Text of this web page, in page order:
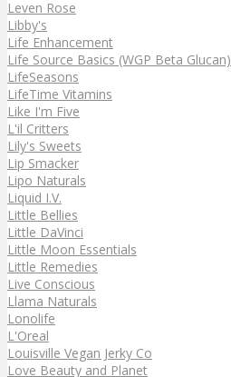
Leven Rose
Libby's
Life Enhancement
Life Source Basics (WGP Beta Glucan)
LifeSeasons
LifeTime Vitamins
Like I'm Five
L'il Critters
Lily's Sweets
Lip Smacker
Lipo Naturals
Liquid I.V.
Little Bellies
Little DaVinci
Little Moon Essentials
Little Remedies
Live Conscious
Llama Naturals
Lonolife
L'Oreal
Louisville Vegan Jerky Co
Love Beauty and Planet